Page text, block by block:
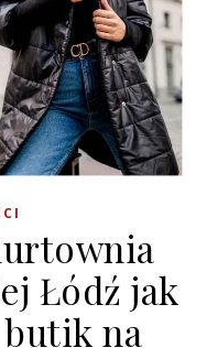
Łódź jak
na